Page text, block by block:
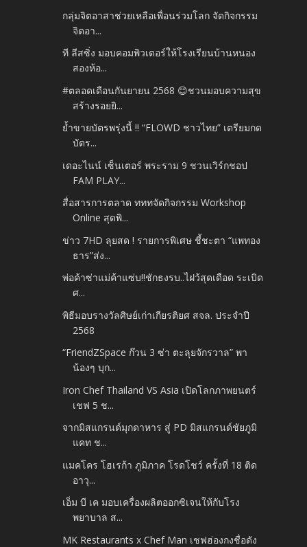
กลุ่มจิตอาสาช่วยเหลือเพื่อนร่วมโลก จัดกิจกรรม
จิตอา...
ที ลีสซิ่ง มอบคอมพิวเตอร์ให้โรงเรียนบ้านหนอง
สองห้อ...
#ตลอดเดือนกันยายน 2568 😊ชวนมอบความสุข
สร้างรอยยิ...
ย้ำขายบัตรพรุ่งนี้ !! “FLOWD ชาวไทย” เตรียมกด
บัตร...
เดอะไนน์ เซ็นเตอร์ พระราม 9 ชวนเวิร์กชอป
FAM PLAY...
สื่อสารการตลาด ทททจัดกิจกรรม Workshop
Online สุดพิ...
ข่าว 7HD ลุยสด ! รายการพิเศษ ชี้ชะตา “แพทอง
ธาร”ส่ง...
พ่อค้าซ่าแม่ค้าแซ่บ!!ชักธงรบ..ไฝว้สุดเดือด ระเบิด
ศ...
พิธีมอบรางวัลศิษย์เก่าเกียรติยศ สจล. ประจำปี
2568
“FriendZSpace ก๊วน 3 ซ่า ตะลุยจักรวาล” พา
น้องๆ บุก...
Iron Chef Thailand VS Asia เปิดโลกภาพยนตร์
เชฟ 5 ช...
จากมิสแกรนด์มุกดาหาร สู่ PD มิสแกรนด์ชัยภูมิ
แคท ช...
แมคโคร โฮเรก้า ภูมิภาค โรดโชว์ ครั้งที่ 18 ติด
อาวุ...
เอ็ม บี เค มอบเครื่องผลิตออกซิเจนให้กับโรง
พยาบาล ส...
MK Restaurants x Chef Man เชฟฮ่องกงชื่อดัง